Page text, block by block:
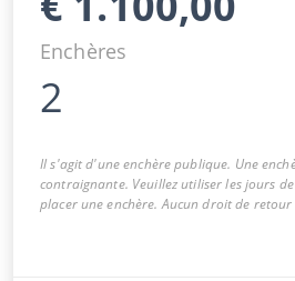
Enchères
2
Il s'agit d'une enchère publique. Une
contraignante. Veuillez utiliser les jours
placer une enchère. Aucun droit de